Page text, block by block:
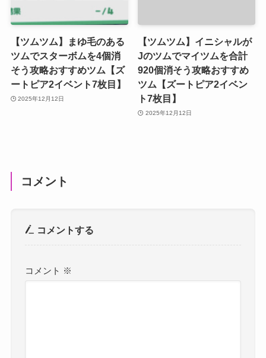
【ツムツム】まゆ毛のある
ツムでスターボムを4個消
そう攻略おすすめツム【ズ
ートピア2イベント7枚目】
2025年12月12日
【ツムツム】イニシャルが
Jのツムでマイツムを合計
920個消そう攻略おすすめ
ツム【ズートピア2イベン
ト7枚目】
2025年12月12日
コメント
コメントする
コメント ※